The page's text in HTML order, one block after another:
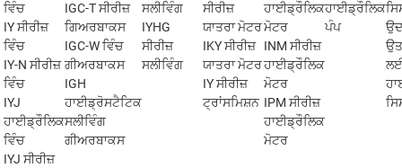
ਵਿੰਚ
IY ਸੀਰੀਜ਼
ਵਿੰਚ
IY-N ਸੀਰੀਜ਼
ਵਿੰਚ
IYJ
ਹਾਈਡ੍ਰੌਲਿਕ
ਵਿੰਚ
IYJ ਸੀਰੀਜ਼
IGC-T ਸੀਰੀਜ਼
ਗਿਅਰਬਾਕਸ
IGC-W ਵਿੰਚ
ਗੀਅਰਬਾਕਸ
IGH
ਹਾਈਡ੍ਰੋਸਟੈਟਿਕ
ਸਲੀਵਿੰਗ
ਗੀਅਰਬਾਕਸ
ਸਲੀਵਿੰਗ
IYHG
ਸੀਰੀਜ਼
ਸਲੀਵਿੰਗ
ਸੀਰੀਜ਼
ਯਾਤਰਾ ਮੋਟਰ
IKY ਸੀਰੀਜ਼
ਯਾਤਰਾ ਮੋਟਰ
IY ਸੀਰੀਜ਼
ਟ੍ਰਾਂਸਮਿਸ਼ਨ
ਹਾਈਡ੍ਰੌਲਿਕ
ਮੋਟਰ
INM ਸੀਰੀਜ਼
ਹਾਈਡ੍ਰੌਲਿਕ
ਮੋਟਰ
IPM ਸੀਰੀਜ਼
ਹਾਈਡ੍ਰੌਲਿਕ
ਮੋਟਰ
ਹਾਈਡ੍ਰੌਲਿਕ
ਪੰਪ